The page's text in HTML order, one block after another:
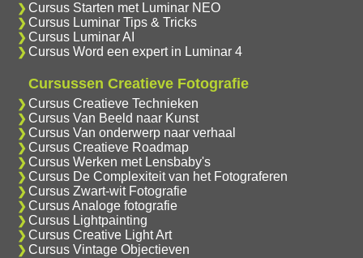
Cursus Starten met Luminar NEO
Cursus Luminar Tips & Tricks
Cursus Luminar AI
Cursus Word een expert in Luminar 4
Cursussen Creatieve Fotografie
Cursus Creatieve Technieken
Cursus Van Beeld naar Kunst
Cursus Van onderwerp naar verhaal
Cursus Creatieve Roadmap
Cursus Werken met Lensbaby's
Cursus De Complexiteit van het Fotograferen
Cursus Zwart-wit Fotografie
Cursus Analoge fotografie
Cursus Lightpainting
Cursus Creative Light Art
Cursus Vintage Objectieven